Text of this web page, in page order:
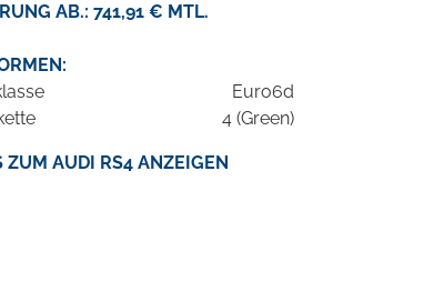
AB.: 741,91 € MTL.
Euro6d
4 (Green)
ZUM AUDI RS4 ANZEIGEN